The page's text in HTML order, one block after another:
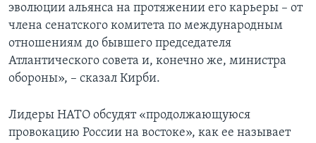
эволюции альянса на протяжении его карьеры – от
члена сенатского комитета по международным
отношениям до бывшего председателя
Атлантического совета и, конечно же, министра
обороны», – сказал Кирби.
Лидеры НАТО обсудят «продолжающуюся
провокацию России на востоке», как ее называет